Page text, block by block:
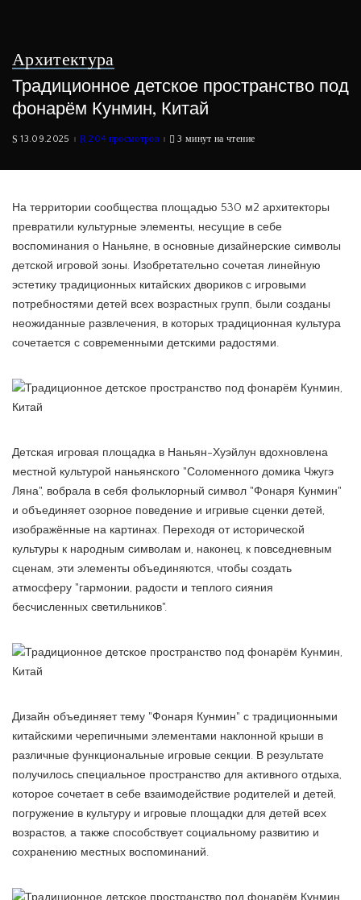
Архитектура
Традиционное детское пространство под
фонарём Кунмин, Китай
13.09.2025 204 просмотров 3 минут на чтение
На территории сообщества площадью 530 м2 архитекторы
превратили культурные элементы, несущие в себе
воспоминания о Наньяне, в основные дизайнерские символы
детской игровой зоны. Изобретательно сочетая линейную
эстетику традиционных китайских двориков с игровыми
потребностями детей всех возрастных групп, были созданы
неожиданные развлечения, в которых традиционная культура
сочетается с современными детскими радостями.
Детская игровая площадка в Наньян-Хуэйлун вдохновлена
местной культурой наньянского "Соломенного домика Чжугэ
Ляна", вобрала в себя фольклорный символ "Фонаря Кунмин"
и объединяет озорное поведение и игривые сценки детей,
изображённые на картинах. Переходя от исторической
культуры к народным символам и, наконец, к повседневным
сценам, эти элементы объединяются, чтобы создать
атмосферу "гармонии, радости и теплого сияния
бесчисленных светильников".
Дизайн объединяет тему "Фонаря Кунмин" с традиционными
китайскими черепичными элементами наклонной крыши в
различные функциональные игровые секции. В результате
получилось специальное пространство для активного отдыха,
которое сочетает в себе взаимодействие родителей и детей,
погружение в культуру и игровые площадки для детей всех
возрастов, а также способствует социальному развитию и
сохранению местных воспоминаний.